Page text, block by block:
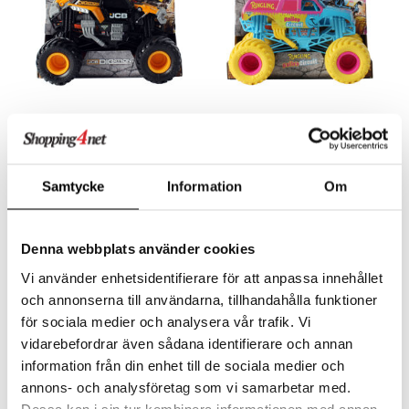
Samtycke Information Om
Denna webbplats använder cookies
Vi använder enhetsidentifierare för att anpassa innehållet
och annonserna till användarna, tillhandahålla funktioner
för sociala medier och analysera vår trafik. Vi
vidarebefordrar även sådana identifierare och annan
information från din enhet till de sociala medier och
annons- och analysföretag som vi samarbetar med.
Monster Jam 1:24
En cool monster jam med store hjul.
179 kr.
Monster Jam 1:24
Samlerlastbil Ringling
En cool bil i herlige farver!